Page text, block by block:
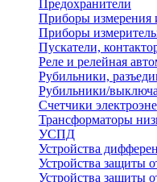
Предохранители
Приборы измерения
Приборы
Пускатели,
Реле и релейная
Рубильники,
Рубильники/
Счетчики
Трансформаторы
УСПД
Устройства
Устройства защиты
Устройства защиты